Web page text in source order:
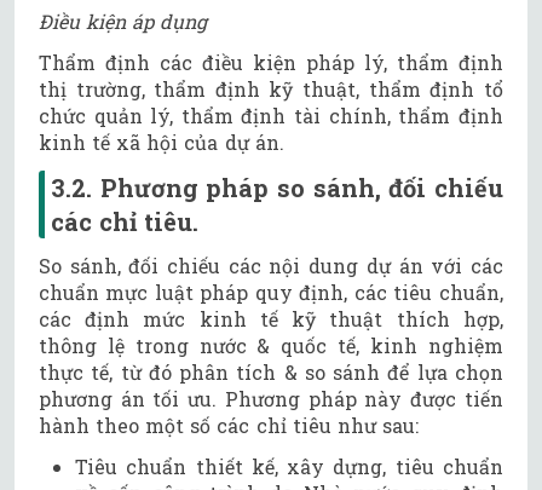
Điều kiện áp dụng
Thẩm định các điều kiện pháp lý, thẩm định
thị trường, thẩm định kỹ thuật, thẩm định tổ
chức quản lý, thẩm định tài chính, thẩm định
kinh tế xã hội của dự án.
3.2. Phương pháp so sánh, đối chiếu
các chỉ tiêu.
So sánh, đối chiếu các nội dung dự án với các
chuẩn mực luật pháp quy định, các tiêu chuẩn,
các định mức kinh tế kỹ thuật thích hợp,
thông lệ trong nước & quốc tế, kinh nghiệm
thực tế, từ đó phân tích & so sánh để lựa chọn
phương án tối ưu. Phương pháp này được tiến
hành theo một số các chỉ tiêu như sau:
Tiêu chuẩn thiết kế, xây dựng, tiêu chuẩn